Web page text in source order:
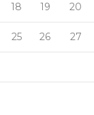
18 19 20
25 26 27